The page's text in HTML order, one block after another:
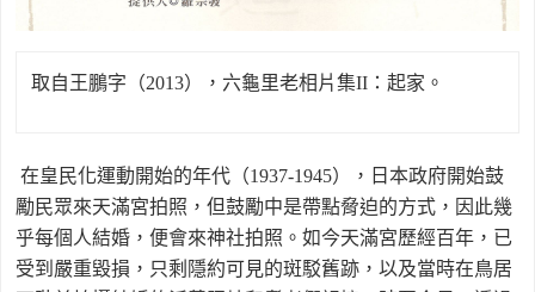
取自王鵬字（2013），六龜里老相片集II：起家。
在皇民化運動開始的年代（1937-1945），日本政府開始鼓
勵民眾來天滿宮拍照，但鼓勵中是帶點脅迫的方式，因此幾
乎每個人結婚，便會來神社拍照。如今天滿宮歷經百年，已
受到嚴重毀損，只剩隱約可見的斑駁舊跡，以及當時在鳥居